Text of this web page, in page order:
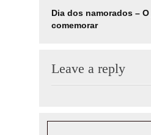
Dia dos namorados –
comemorar
Leave a reply